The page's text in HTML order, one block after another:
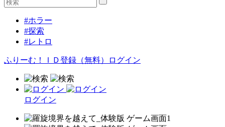
#ホラー
#探索
#レトロ
ふりーむ！ＩＤ登録（無料） ログイン
ログイン